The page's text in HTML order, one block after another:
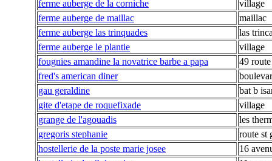
ferme auberge de la corniche
village
ferme auberge de maillac
maillac
ferme auberge las trinquades
las
ferme auberge le plantie
village
fougnies amandine la novatrice barbe a papa
49
fred's american diner
gau geraldine
bat b
gite d'etape de roquefixade
village
grange de l'agouadis
les
gregoris stephanie
route st
hostellerie de la poste marie josee
16